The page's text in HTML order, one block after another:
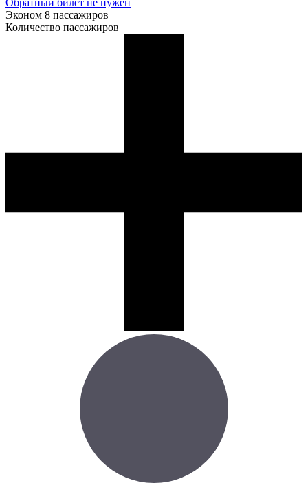
Обратный билет не нужен
Эконом 8 пассажиров
Количество пассажиров